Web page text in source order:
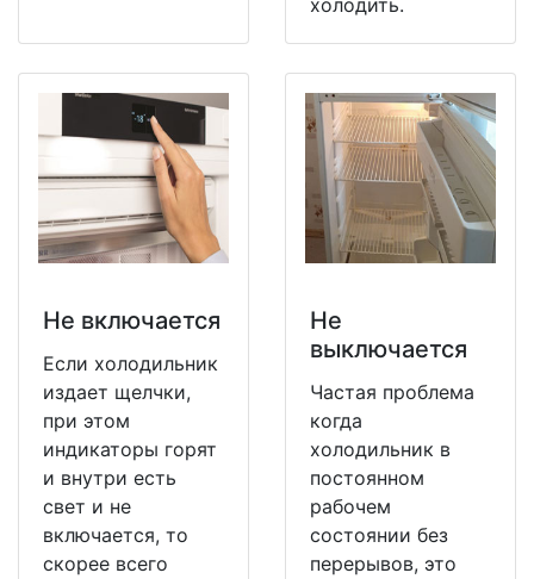
Не включается
Если холодильник
издает щелчки,
при этом
индикаторы горят
и внутри есть
свет и не
включается, то
скорее всего
Не
выключается
Частая проблема
когда
холодильник в
постоянном
рабочем
состоянии без
перерывов, это